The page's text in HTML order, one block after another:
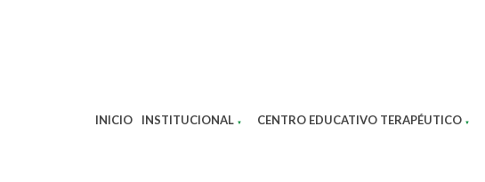
INICIO INSTITUCIONAL ▼ CENTRO EDUCATIVO TERAPÉUTICO ▼